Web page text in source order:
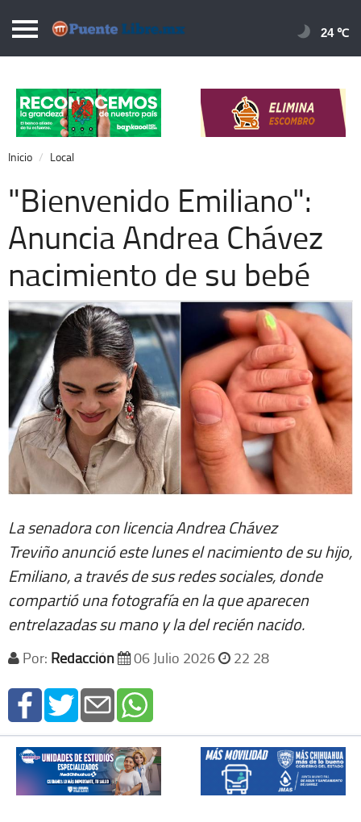
Puentelibre.mx
Local
Nacional
Opinión
Cronos
Economía
Espectáculos
24 ℃
Inicio Local
"Bienvenido Emiliano":
Anuncia Andrea Chávez
nacimiento de su bebé
La senadora con licencia Andrea Chávez
Treviño anunció este lunes el nacimiento de su hijo,
Emiliano, a través de sus redes sociales, donde
compartió una fotografía en la que aparecen
entrelazadas su mano y la del recién nacido.
Por: Redacción 06 Julio 2026 22 28